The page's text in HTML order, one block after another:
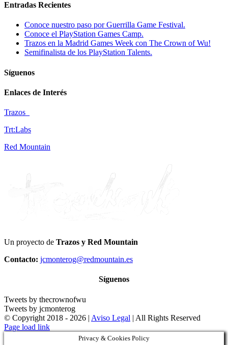
Entradas Recientes
Conoce nuestro paso por Guerrilla Game Festival.
Conoce el PlayStation Games Camp.
Trazos en la Madrid Games Week con The Crown of Wu!
Semifinalista de los PlayStation Talents.
Síguenos
Enlaces de Interés
Trazos_
Trt:Labs
Red Mountain
Un proyecto de Trazos y Red Mountain
Contacto: jcmonterog@redmountain.es
Síguenos
Tweets by thecrownofwu
Tweets by jcmonterog
© Copyright 2018 - 2026 | Aviso Legal | All Rights Reserved
Page load link
Privacy & Cookies Policy